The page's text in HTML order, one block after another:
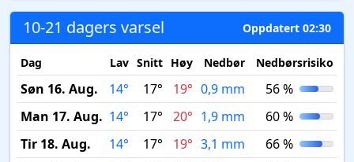
10-21 dagers varsel Oppdatert 02:30
Dag Lav Snitt Høy Nedbør Nedbørsrisiko
Søn 16. Aug. 14° 17° 19° 0,9 mm
56 %
Man 17. Aug. 14° 17° 20° 1,9 mm
60 %
Tir 18. Aug.
14° 17° 19° 3,1 mm
66 %